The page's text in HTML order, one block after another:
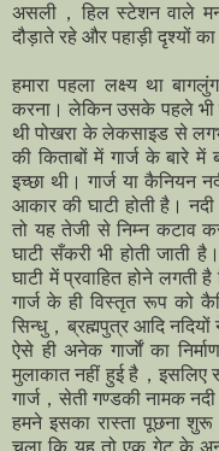
असली，हिल स्टेशन वाले
दौड़ाते रहे और पहाड़ी दृश्यों
हमारा पहला लक्ष्‍य था
करना। लेकिन उसके पहले भी
थी पोखरा के लेकसाइड से
की किताबों में गार्ज के बारे
इच्छा थी। गार्ज या कैनियन
आकार की घाटी होती है।
तो यह तेजी से निम्न कटाव
घाटी सँकरी भी होती जाती
घाटी में प्रवाहित होने लगती
गार्ज के ही विस्तृत रूप को
सिन्धु，ब्रह्मपुत्र आदि
ऐसे ही अनेक गार्जाें का
मुलाकात नहीं हुई है，इसलिए
गार्ज，सेती गण्डकी नामक
हमने इसका रास्ता पूछना
चला कि यह तो एक गेट के